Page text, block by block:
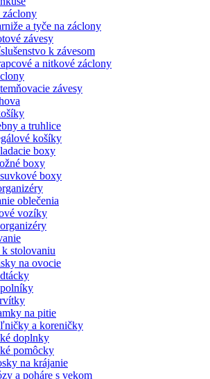
záclony
a tyče na záclony
závesy
k závesom
a nitkové záclony
závesy
a truhlice
košíky
boxy
boxy
boxy
oblečenia
vozíky
stolovaniu
na ovocie
na pitie
a koreničky
doplnky
pomôcky
na krájanie
a poháre s vekom